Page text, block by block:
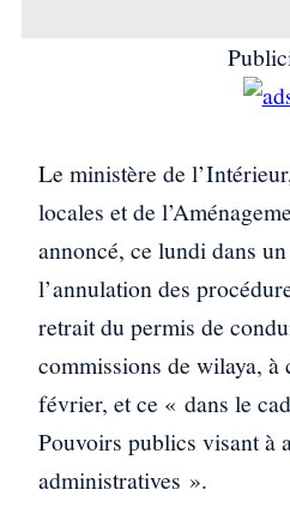
Le ministère de
locales et de
annoncé, ce lundi dans
l’annulation des
retrait du permis de
commissions de wilaya, à
février, et ce « dans le
Pouvoirs publics visant à
administratives ».